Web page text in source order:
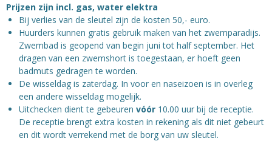
Prijzen zijn incl. gas, water elektra
Bij verlies van de sleutel zijn de kosten 50,- euro.
Huurders kunnen gratis gebruik maken van het zwemparadijs.
Zwembad is geopend van begin juni tot half september. Het
dragen van een zwemshort is toegestaan, er hoeft geen
badmuts gedragen te worden.
De wisseldag is zaterdag. In voor en naseizoen is in overleg
een andere wisseldag mogelijk.
Uitchecken dient te gebeuren vóór 10.00 uur bij de receptie.
De receptie brengt extra kosten in rekening als dit niet gebeurt
en dit wordt verrekend met de borg van uw sleutel.